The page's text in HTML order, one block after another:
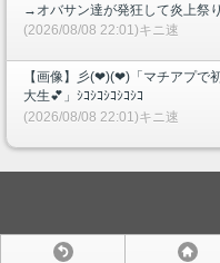
→オバサン達が発狂して炎上祭り
(2026/08/08 22:01)キニ速
【画像】彡(❤︎)(❤︎)「マチアプで
大生💕」ｼｺｼｺｼｺｼｺｼｺ
(2026/08/08 22:01)キニ速